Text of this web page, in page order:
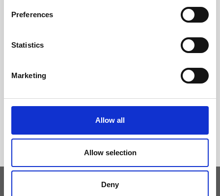
Preferences
Statistics
Marketing
Allow all
Allow selection
Deny